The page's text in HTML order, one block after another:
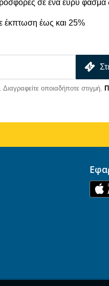
σε ένα ευρύ
έκπτωση έως και 25%
οποιαδήποτε στιγμή.